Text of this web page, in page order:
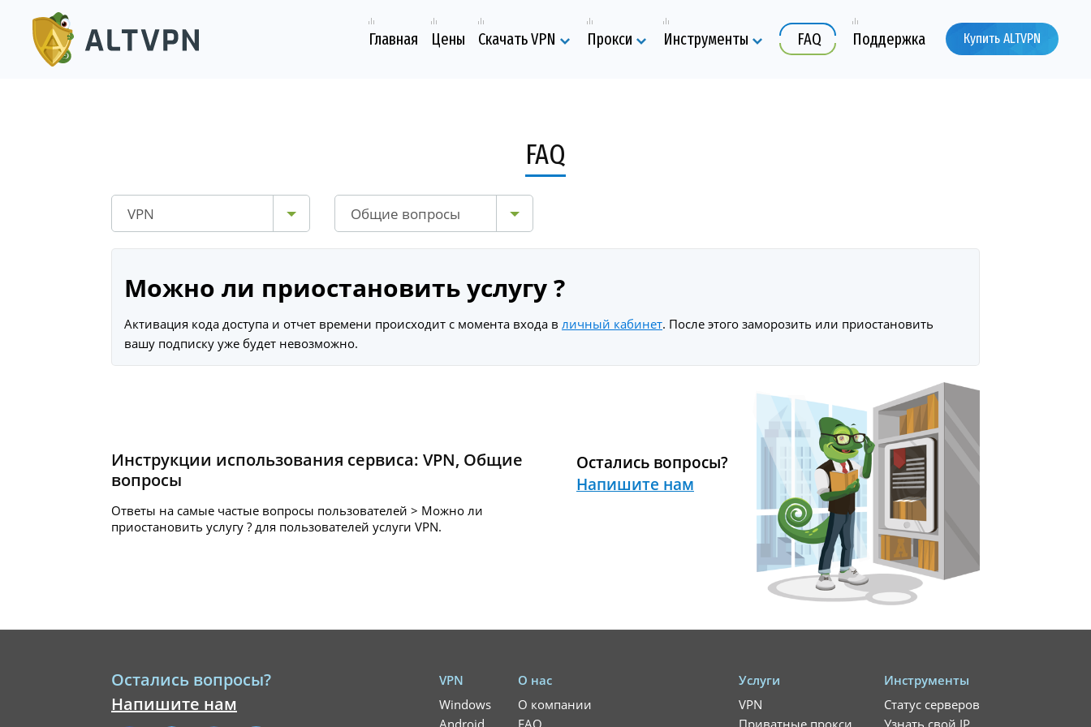
Главная Цены Скачать VPN Прокси Инструменты FAQ Поддержка Купить ALTVPN
FAQ
VPN Общие вопросы
Можно ли приостановить услугу ?
Активация кода доступа и отчет времени происходит с момента входа в личный кабинет. После этого заморозить или приостановить
вашу подписку уже будет невозможно.
Инструкции использования сервиса: VPN, Общие
вопросы
Ответы на самые частые вопросы пользователей > Можно ли
приостановить услугу ? для пользователей услуги VPN.
Остались вопросы?
Напишите нам
Остались вопросы?
Напишите нам
VPN
Windows
О нас
О компании
Услуги
VPN
Инструменты
Статус серверов